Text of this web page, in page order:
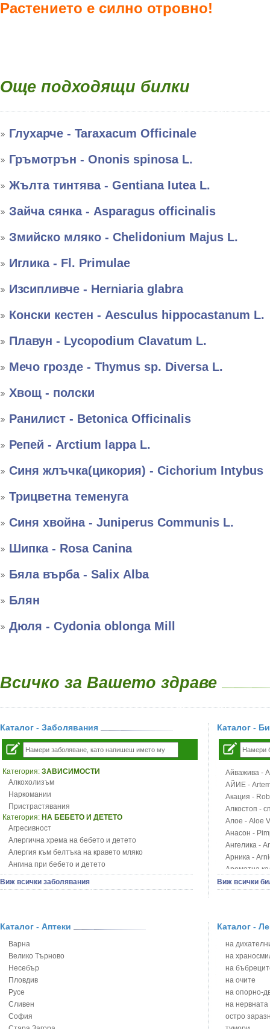
Растението е силно отровно!
Още подходящи билки
Глухарче - Taraxacum Officinale
Гръмотрън - Ononis spinosa L.
Жълта тинтява - Gentiana Iutea L.
Зайча сянка - Asparagus officinalis
Змийско мляко - Chelidonium Majus L.
Иглика - Fl. Primulae
Изсипливче - Herniaria glabra
Конски кестен - Aesculus hippocastanum L.
Плавун - Lycopodium Clavatum L.
Мечо грозде - Thymus sp. Diversa L.
Хвощ - полски
Ранилист - Betonica Officinalis
Репей - Arctium lappa L.
Синя жлъчка(цикория) - Cichorium Intybus
Трицветна теменуга
Синя хвойна - Juniperus Communis L.
Шипка - Rosa Canina
Бяла върба - Salix Аlba
Блян
Дюля - Cydonia oblonga Mill
Всичко за Вашето здраве
Каталог - Заболявания
Категория: ЗАВИСИМОСТИ
Алкохолизъм
Наркомании
Пристрастявания
Категория: НА БЕБЕТО И ДЕТЕТО
Агресивност
Алергична хрема на бебето и детето
Алергия към белтъка на кравето мляко
Ангина при бебето и детето
Анемия при бебето и детето
Апетит - пълни деца
Бронхиална астма при бебето и детето
Варицела
Висока температура на бебето и детето
Възпаление на ушите на бебето и детето
Глисти
Грижа за пъпа на новороденото
Грип при бебето и детето
Гърч
Виж всички заболявания
Каталог -
Айважива -
АЙИЕ -
Акация -
Алкостоп -
Алое - Aloe
Анасон -
Ангелика -
Арника -
Ароматна
Арония -
Блатен
Блян
Бобови
Божур -
Борови
Босилек -
Брей -
Брош -
Бръшлян -
Виж всички
Каталог - Аптеки
Варна
Велико Търново
Несебър
Пловдив
Русе
Сливен
София
Каталог -
на
на
на
на очите
на опорно-
на нервната
остро